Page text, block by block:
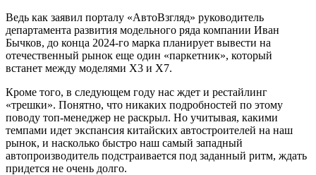
Ведь как заявил порталу «АвтоВзгляд» руководитель
департамента развития модельного ряда компании Иван
Бычков, до конца 2024-го марка планирует вывести на
отечественный рынок еще один «паркетник», который
встанет между моделями Х3 и Х7.
Кроме того, в следующем году нас ждет и рестайлинг
«трешки». Понятно, что никаких подробностей по этому
поводу топ-менеджер не раскрыл. Но учитывая, какими
темпами идет экспансия китайских автостроителей на наш
рынок, и насколько быстро наш самый западный
автопроизводитель подстраивается под заданный ритм, ждать
придется не очень долго.